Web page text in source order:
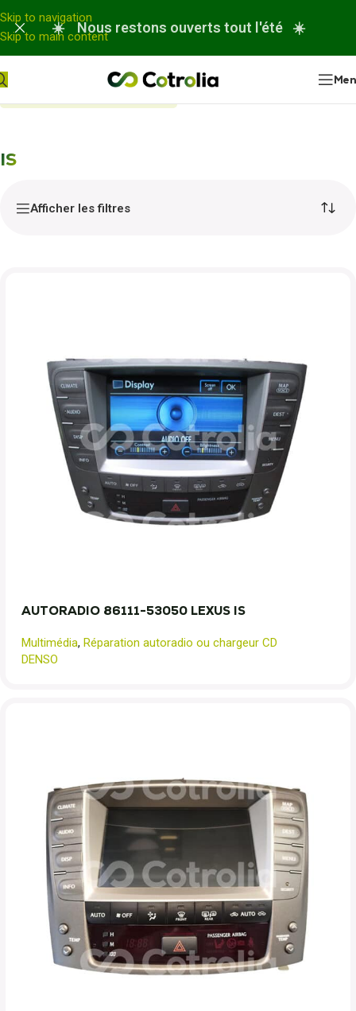
Panneau de gestion des cookies
Skip to navigation
Skip to main content
☀️ Nous restons ouverts tout l'été ☀️
IS
Afficher les filtres
AUTORADIO 86111-53050 LEXUS IS
Multimédia, Réparation autoradio ou chargeur CD
DENSO